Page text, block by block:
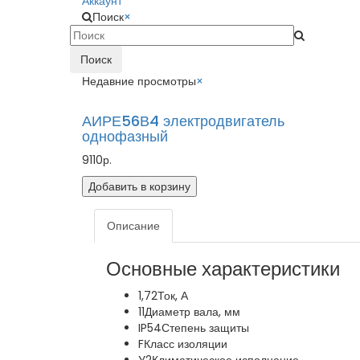
Поиск×
Поиск
Недавние просмотры×
АИРЕ56В4 электродвигатель
однофазный
9110р.
Добавить в корзину
Описание
Основные характеристики
1,72Ток, А
11Диаметр вала, мм
IP54Степень защиты
FКласс изоляции